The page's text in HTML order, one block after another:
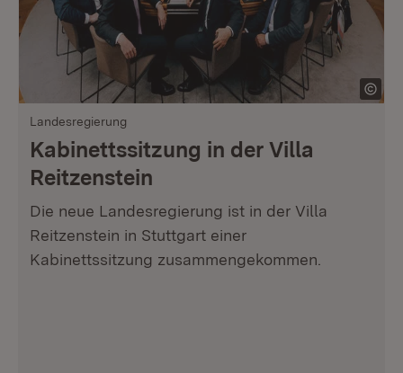
Landesregierung
Kabinettssitzung in der Villa
Reitzenstein
Die neue Landesregierung ist in der Villa
Reitzenstein in Stuttgart einer
Kabinettssitzung zusammengekommen.